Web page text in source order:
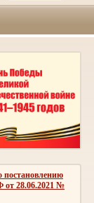
от 28.06.2021 №